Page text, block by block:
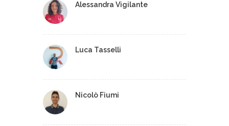
Alessandra Vigilante
Luca Tasselli
Nicolò Fiumi